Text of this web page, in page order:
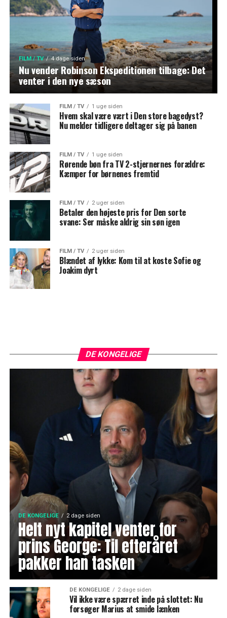
FILM / TV 4 dage siden
Nu vender Robinson Ekspeditionen tilbage: Det
venter i den nye sæson
FILM / TV 1 uge siden
Hvem skal være vært i Den store bagedyst?
Nu melder tidligere deltager sig på banen
FILM / TV 1 uge siden
Rørende bøn fra TV 2-stjernernes forældre:
Kæmper for børnenes fremtid
FILM / TV 2 uger siden
Betaler den højeste pris for Den sorte
svane: Ser måske aldrig sin søn igen
FILM / TV 2 uger siden
Blændet af lykke: Kom til at koste Sofie og
Joakim dyrt
DE KONGELIGE
DE KONGELIGE 2 dage siden
Helt nyt kapitel venter for
prins George: Til efteråret
pakker han tasken
DE KONGELIGE 2 dage siden
Vil ikke være spærret inde på slottet: Nu
forsøger Marius at smide lænken